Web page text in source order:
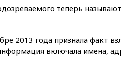
теперь
2013 года признала факт
включала имена,